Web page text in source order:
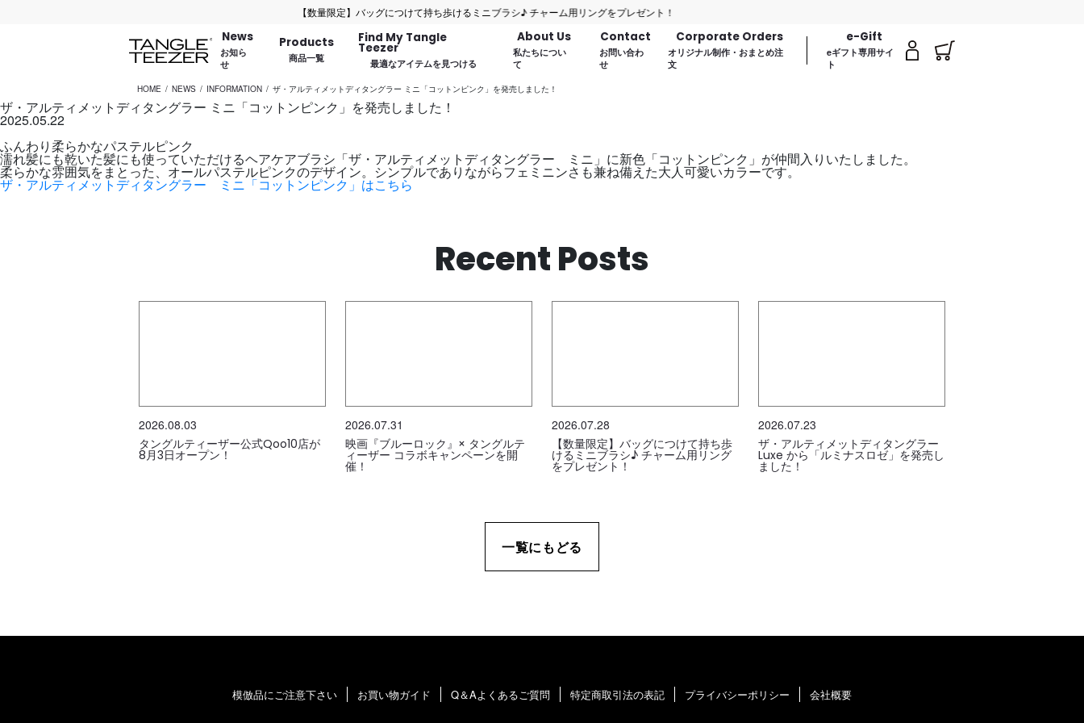
【数量限定】バッグにつけて持ち歩けるミニブラシ♪ チャーム用リングをプレゼント！
News
お知ら
せ
Products
商品一覧
Find My Tangle
Teezer
最適なアイテムを見つける
About Us
私たちについ
て
Contact
お問い合わ
せ
Corporate Orders
オリジナル制作・おまとめ注
文
e-Gift
eギフト専用サイ
ト
HOME NEWS INFORMATION ザ・アルティメットディタングラー ミニ「コットンピンク」を発売しました！
ザ・アルティメットディタングラー ミニ「コットンピンク」を発売しました！
2025.05.22
ふんわり柔らかなパステルピンク
濡れ髪にも乾いた髪にも使っていただけるヘアケアブラシ「ザ・アルティメットディタングラー ミニ」に新色「コットンピンク」が仲間入りいたしました。
柔らかな雰囲気をまとった、オールパステルピンクのデザイン。シンプルでありながらフェミニンさも兼ね備えた大人可愛いカラーです。
ザ・アルティメットディタングラー ミニ「コットンピンク」はこちら
Recent Posts
2026.08.03
タングルティーザー公式Qoo10店が
8月3日オープン！
2026.07.31
映画『ブルーロック』× タングルテ
ィーザー コラボキャンペーンを開
催！
2026.07.28
【数量限定】バッグにつけて持ち歩
けるミニブラシ♪ チャーム用リング
をプレゼント！
2026.07.23
ザ・アルティメットディタングラー
Luxe から「ルミナスロゼ」を発売し
ました！
一覧にもどる
模倣品にご注意下さい お買い物ガイド Q＆Aよくあるご質問 特定商取引法の表記 プライバシーポリシー 会社概要